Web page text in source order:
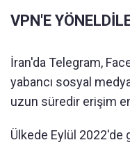
VPN'E
İran'da Telegram,
yabancı sosyal
uzun süredir erişim
Ülkede Eylül 2022'de